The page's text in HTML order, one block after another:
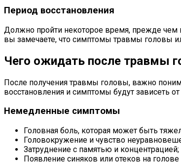
Период восстановления
Должно пройти некоторое время, прежде чем
вы замечаете, что симптомы травмы головы
Чего ожидать после травмы
После получения травмы головы, важно
восстановления и симптомы будут зависеть
Немедленные симптомы
Головная боль, которая может быть
Головокружение и чувство
Затруднение с памятью и концентрацией;
Появление синяков или отеков на